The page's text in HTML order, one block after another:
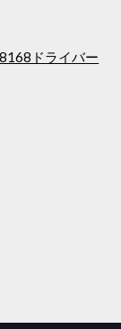
ドライバー